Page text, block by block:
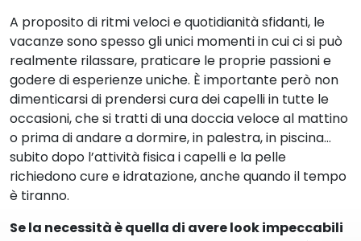
A proposito di ritmi veloci e quotidianità sfidanti, le
vacanze sono spesso gli unici momenti in cui ci si può
realmente rilassare, praticare le proprie passioni e
godere di esperienze uniche. È importante però non
dimenticarsi di prendersi cura dei capelli in tutte le
occasioni, che si tratti di una doccia veloce al mattino
o prima di andare a dormire, in palestra, in piscina…
subito dopo l’attività fisica i capelli e la pelle
richiedono cure e idratazione, anche quando il tempo
è tiranno.
Se la necessità è quella di avere look impeccabili